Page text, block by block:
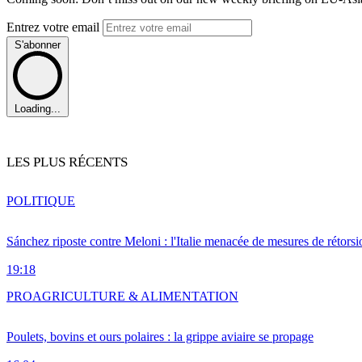
Entrez votre email
S'abonner
Loading...
LES PLUS RÉCENTS
Sánchez riposte contre Meloni : l'Italie menacée de mesures de
19:18
POLITIQUE
Poulets, bovins et ours polaires : la grippe aviaire se propage
PROAGRICULTURE & ALIMENTATION